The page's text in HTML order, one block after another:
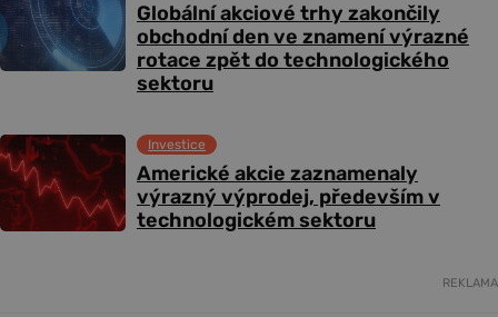
Globální akciové trhy zakončily
obchodní den ve znamení výrazné
rotace zpět do technologického
sektoru
Americké akcie zaznamenaly
výrazný výprodej, především v
technologickém sektoru
Investice
REKLAMA